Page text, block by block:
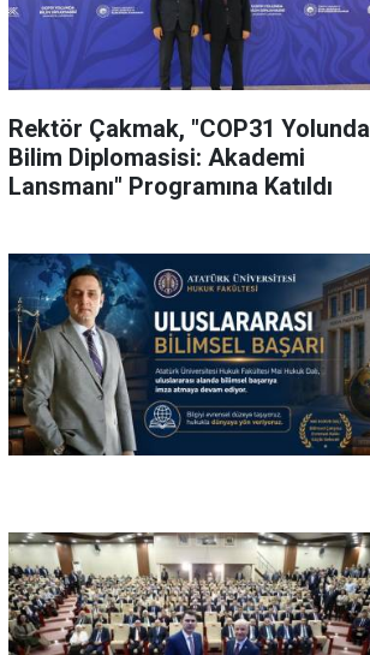
Rektör Çakmak, "COP31 Yolunda
Bilim Diplomasisi: Akademi
Lansmanı" Programına Katıldı